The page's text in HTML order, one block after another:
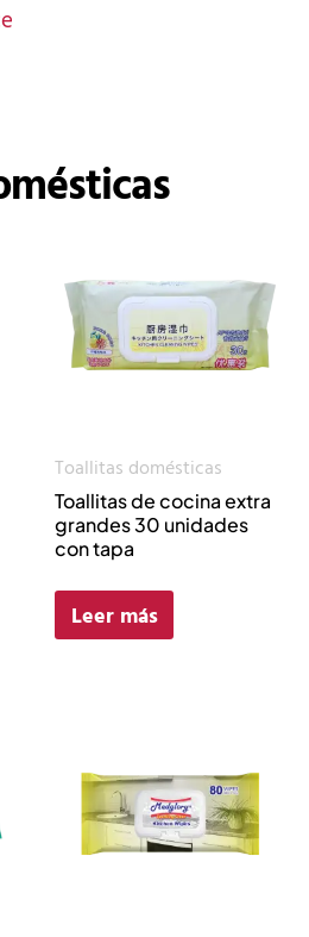
Toallitas domésticas
Toallitas de cocina extra
grandes 30 unidades
con tapa
Leer más